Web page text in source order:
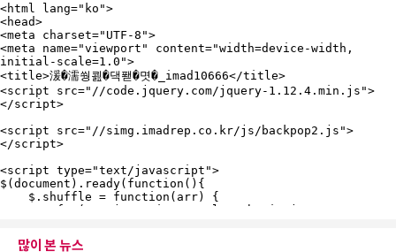
많이 본 뉴스